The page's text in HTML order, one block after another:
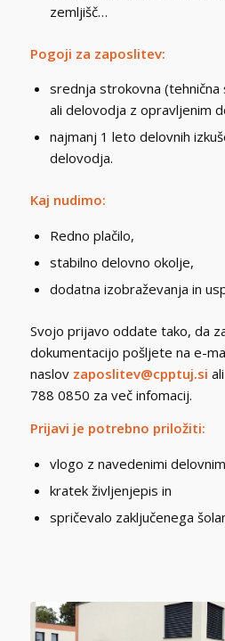
zemljišč…
Pogoji za zaposlitev:
srednja strokovna
ali delovodja z opravljenim
najmanj 1 leto delovnih
delovodja.
Kaj nudimo:
Redno plačilo,
stabilno delovno okolje,
dodatna izobraževanja in
Svojo prijavo oddate tako, da
dokumentacijo pošljete na e-
naslov zaposlitev@cpptuj.si
788 0850 za več infomacij.
Prijavi je potrebno priložiti:
vlogo z navedenimi
kratek življenjepis in
spričevalo zaključenega